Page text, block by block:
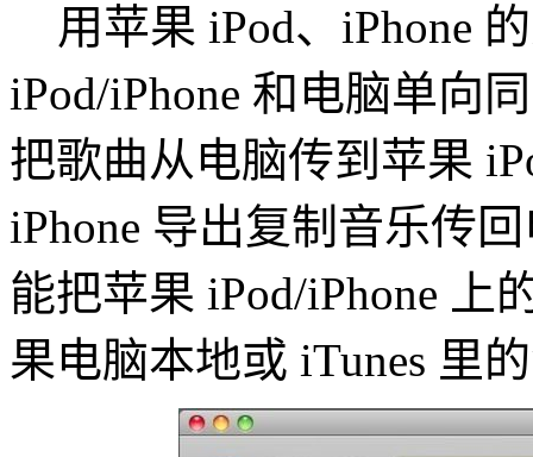
用苹果 iPod、iPhone
iPod/iPhone 和电脑单向
把歌曲从电脑传到苹果
iPhone 导出复制音乐传
能把苹果 iPod/iPhone 上
果电脑本地或 iTunes 里